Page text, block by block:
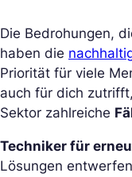
Die Bedrohungen,
haben die
Priorität für viele
auch für dich
Sektor zahlreiche
Techniker für
Lösungen